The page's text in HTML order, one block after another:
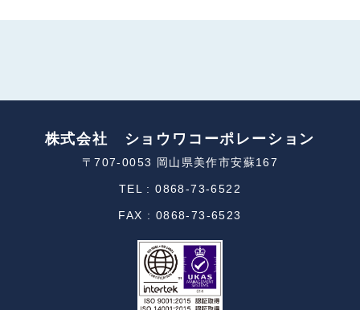
株式会社 ショウワコーポレーション
〒707-0053 岡山県美作市安蘇167
TEL : 0868-73-6522
FAX : 0868-73-6523